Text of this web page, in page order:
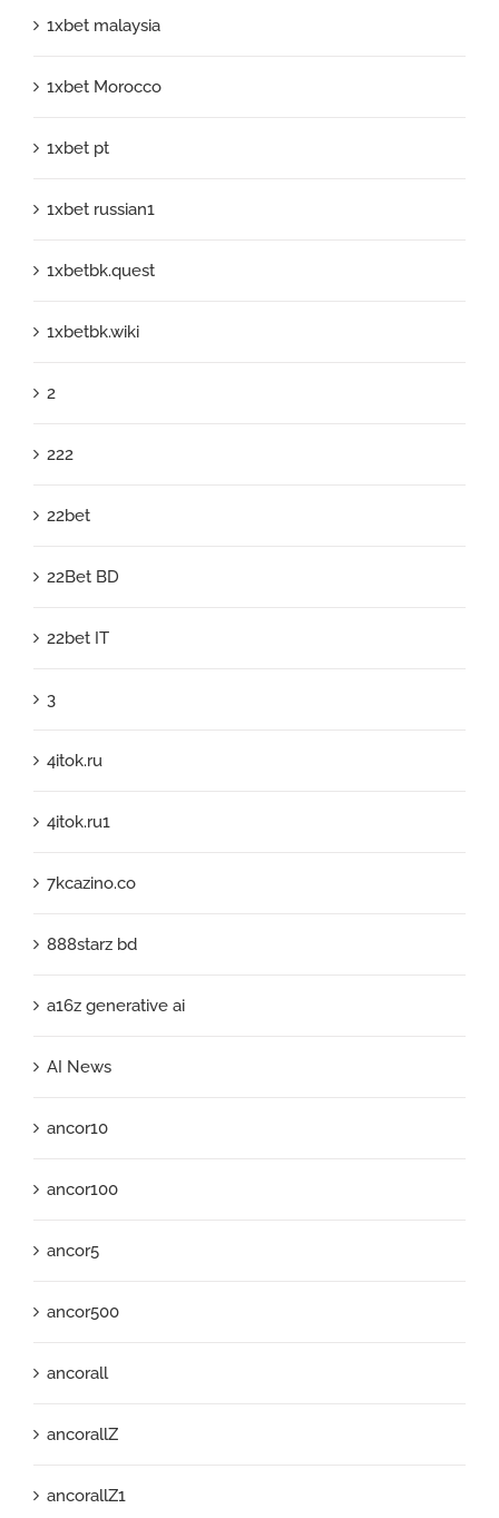
1xbet malaysia
1xbet Morocco
1xbet pt
1xbet russian1
1xbetbk.quest
1xbetbk.wiki
2
222
22bet
22Bet BD
22bet IT
3
4itok.ru
4itok.ru1
7kcazino.co
888starz bd
a16z generative ai
AI News
ancor10
ancor100
ancor5
ancor500
ancorall
ancorallZ
ancorallZ1